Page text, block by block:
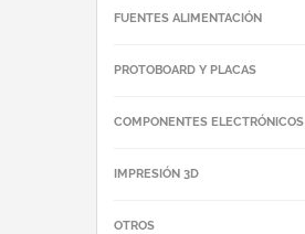
FUENTES ALIMENTACIÓN
PROTOBOARD Y PLACAS
COMPONENTES ELECTRÓNICOS
IMPRESIÓN 3D
OTROS